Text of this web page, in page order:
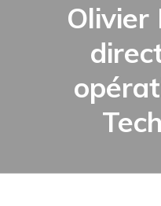
Olivier